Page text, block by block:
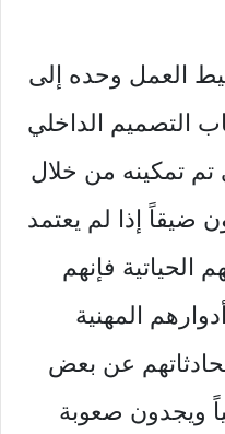
العمل وحده إلى
التصميم الداخلي
تم تمكينه من خلال
ضيقاً إذا لم يعتمد
الحياتية فإنهم
المهنية
محادثاتهم عن بعض
ويجدون صعوبة